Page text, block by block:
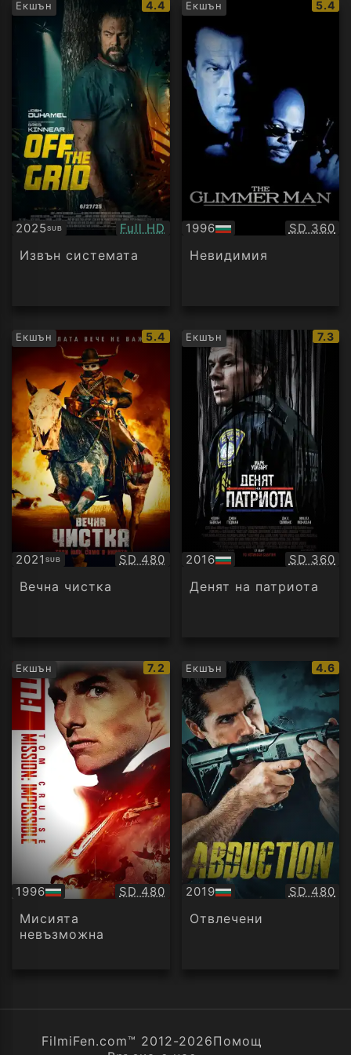
Екшън
IMDb
рейтинг:
4.4
2025SUB
Субтитри Качество:
Full HD
Извън системата
Екшън
IMDb
5.4
1996
БГ
аудио
SD 360
Невидимия
Екшън
IMDb
рейтинг:
5.4
2021SUB
Субтитри Качество:
SD 480
Вечна чистка
Екшън
IMDb
7.3
2016
БГ
аудио
SD 360
Денят на патриота
Екшън
IMDb
рейтинг:
7.2
1996
БГ
аудио
Качество:
SD 480
Мисията
невъзможна
Екшън
IMDb
4.6
2019
БГ
аудио
SD 480
Отвлечени
FilmiFen.com™ 2012-2026Помощ